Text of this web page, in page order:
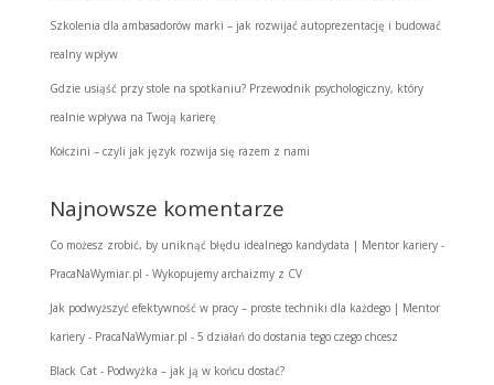
Szkolenia dla ambasadorów marki – jak rozwijać autoprezentację i budować
realny wpływ
Gdzie usiąść przy stole na spotkaniu? Przewodnik psychologiczny, który
realnie wpływa na Twoją karierę
Kołczini – czyli jak język rozwija się razem z nami
Najnowsze komentarze
Co możesz zrobić, by uniknąć błędu idealnego kandydata | Mentor kariery -
PracaNaWymiar.pl - Wykopujemy archaizmy z CV
Jak podwyższyć efektywność w pracy – proste techniki dla każdego | Mentor
kariery - PracaNaWymiar.pl - 5 działań do dostania tego czego chcesz
Black Cat- Podwyżka – jak ją w końcu dostać?